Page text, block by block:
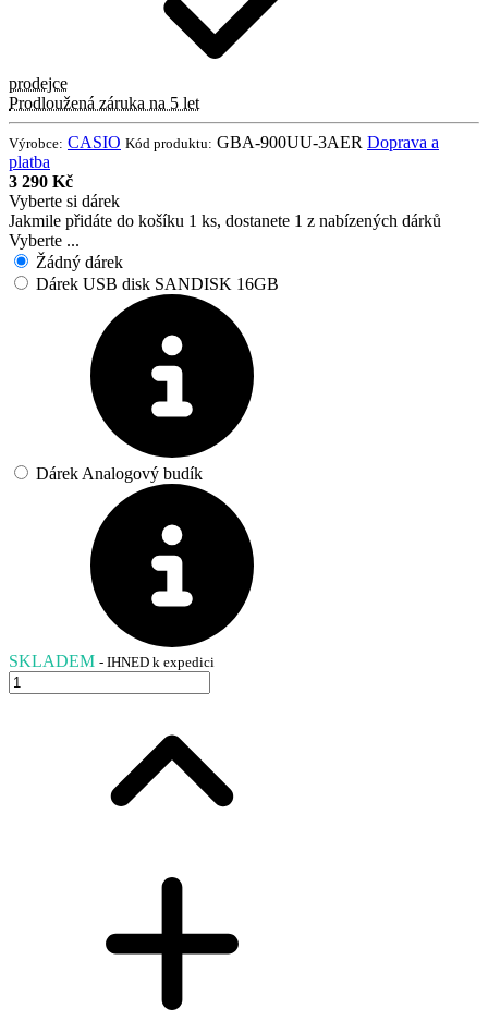
prodejce
Prodloužená záruka na 5 let
Výrobce: CASIO Kód produktu: GBA-900UU-3AER Doprava a
platba
3 290 Kč
Vyberte si dárek
Jakmile přidáte do košíku 1 ks, dostanete 1 z nabízených dárků
Vyberte ...
Žádný dárek
Dárek USB disk SANDISK 16GB
Dárek Analogový budík
SKLADEM - IHNED k expedici